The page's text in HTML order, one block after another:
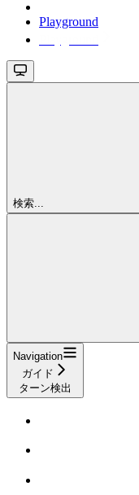
Playground
検索...
Navigation
ガイド
ターン検出